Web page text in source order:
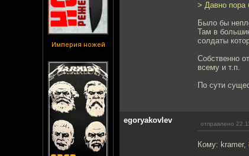
Империя ножей
> Давно пора
Было бы
Там в
солдаты
Собственно
всему и т.п.
По сути
egoryakovlev отправлено
Кому: kramer,